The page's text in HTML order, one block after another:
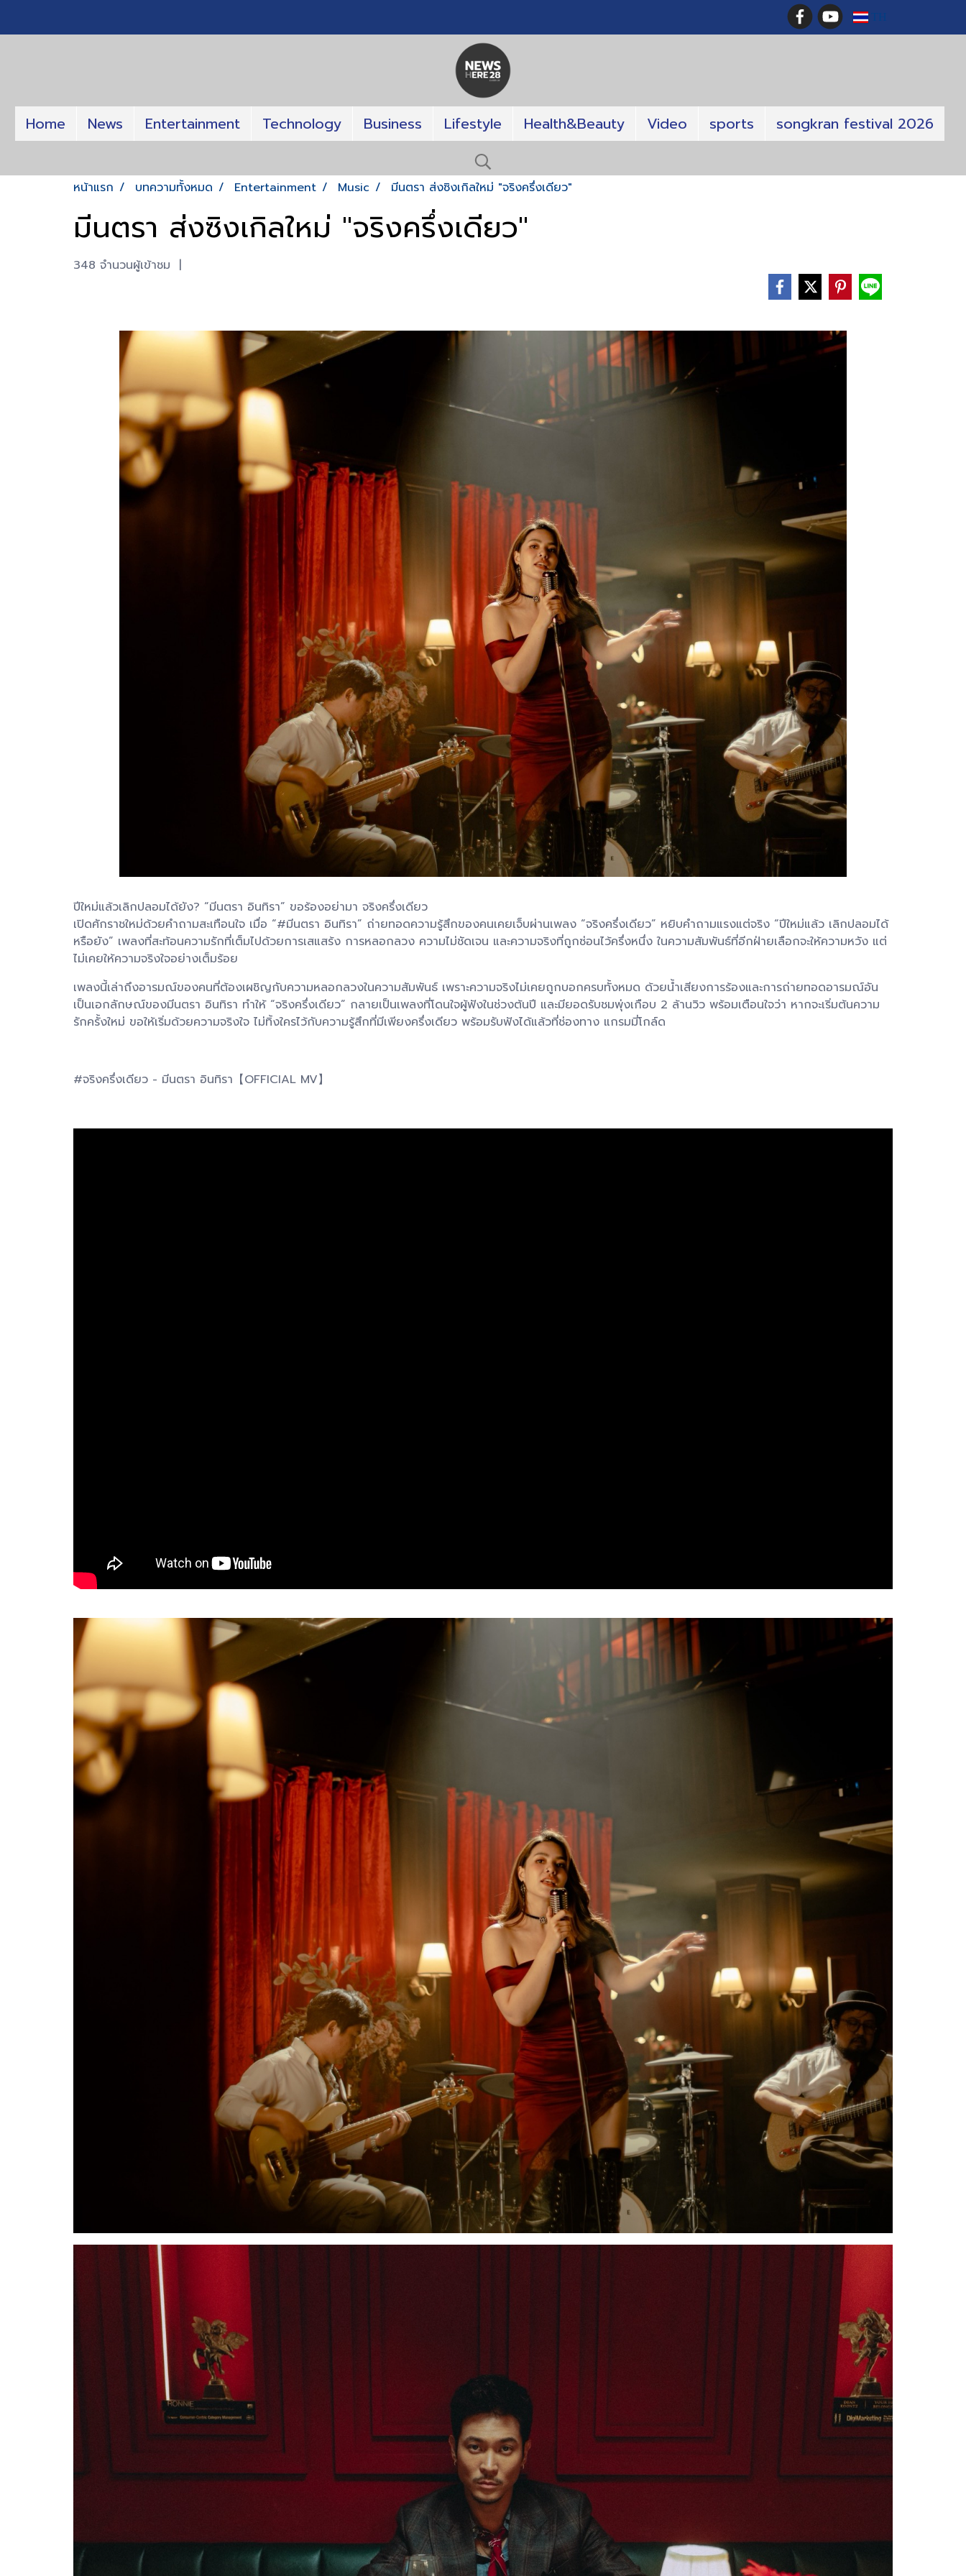
TH
Home News Entertainment Technology Business Lifestyle Health&Beauty Video sports songkran festival 2026
หน้าแรก บทความทั้งหมด Entertainment Music มีนตรา ส่งซิงเกิลใหม่ "จริงครึ่งเดียว"
มีนตรา ส่งซิงเกิลใหม่ "จริงครึ่งเดียว"
348 จำนวนผู้เข้าชม |
ปีใหม่แล้วเลิกปลอมได้ยัง? “มีนตรา อินทิรา” ขอร้องอย่ามา จริงครึ่งเดียว
เปิดศักราชใหม่ด้วยคำถามสะเทือนใจ เมื่อ “#มีนตรา อินทิรา” ถ่ายทอดความรู้สึกของคนเคยเจ็บผ่านเพลง “จริงครึ่งเดียว” หยิบคำถามแรงแต่จริง “ปีใหม่แล้ว เลิกปลอมได้
หรือยัง” เพลงที่สะท้อนความรักที่เต็มไปด้วยการเสแสร้ง การหลอกลวง ความไม่ชัดเจน และความจริงที่ถูกซ่อนไว้ครึ่งหนึ่ง ในความสัมพันธ์ที่อีกฝ่ายเลือกจะให้ความหวัง แต่
ไม่เคยให้ความจริงใจอย่างเต็มร้อย
เพลงนี้เล่าถึงอารมณ์ของคนที่ต้องเผชิญกับความหลอกลวงในความสัมพันธ์ เพราะความจริงไม่เคยถูกบอกครบทั้งหมด ด้วยน้ำเสียงการร้องและการถ่ายทอดอารมณ์อัน
เป็นเอกลักษณ์ของมีนตรา อินทิรา ทำให้ “จริงครึ่งเดียว” กลายเป็นเพลงที่โดนใจผู้ฟังในช่วงต้นปี และมียอดรับชมพุ่งเกือบ 2 ล้านวิว พร้อมเตือนใจว่า หากจะเริ่มต้นความ
รักครั้งใหม่ ขอให้เริ่มด้วยความจริงใจ ไม่ทิ้งใครไว้กับความรู้สึกที่มีเพียงครึ่งเดียว พร้อมรับฟังได้แล้วที่ช่องทาง แกรมมี่โกล์ด
#จริงครึ่งเดียว - มีนตรา อินทิรา【OFFICIAL MV】